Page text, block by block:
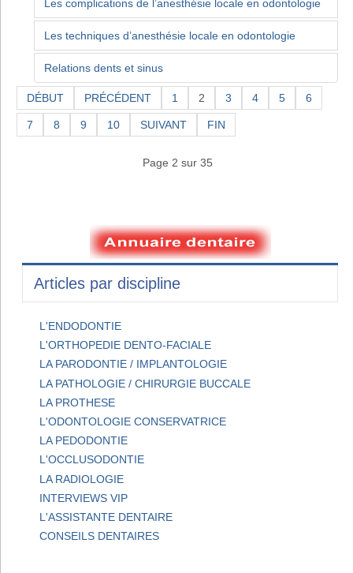
Les complications de l’anesthésie locale en odontologie
Les techniques d’anesthésie locale en odontologie
Relations dents et sinus
DÉBUT PRÉCÉDENT 1 2 3 4 5 6
7 8 9 10 SUIVANT FIN
Page 2 sur 35
Articles par discipline
L'ENDODONTIE
L'ORTHOPEDIE DENTO-FACIALE
LA PARODONTIE / IMPLANTOLOGIE
LA PATHOLOGIE / CHIRURGIE BUCCALE
LA PROTHESE
L'ODONTOLOGIE CONSERVATRICE
LA PEDODONTIE
L'OCCLUSODONTIE
LA RADIOLOGIE
INTERVIEWS VIP
L'ASSISTANTE DENTAIRE
CONSEILS DENTAIRES